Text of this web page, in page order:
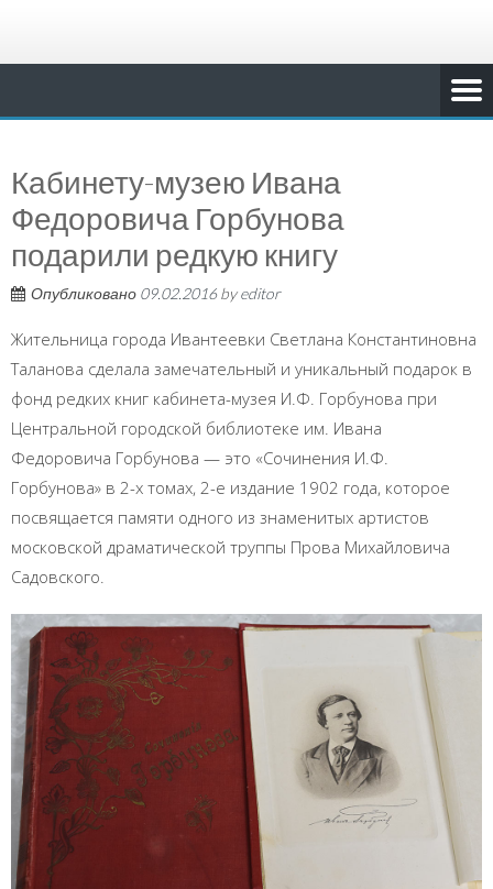
Кабинету-музею Ивана
Федоровича Горбунова
подарили редкую книгу
Опубликовано 09.02.2016byeditor
Жительница города Ивантеевки Светлана Константиновна
Таланова сделала замечательный и уникальный подарок в
фонд редких книг кабинета-музея И.Ф. Горбунова при
Центральной городской библиотеке им. Ивана
Федоровича Горбунова — это «Сочинения И.Ф.
Горбунова» в 2-х томах, 2-е издание 1902 года, которое
посвящается памяти одного из знаменитых артистов
московской драматической труппы Прова Михайловича
Садовского.